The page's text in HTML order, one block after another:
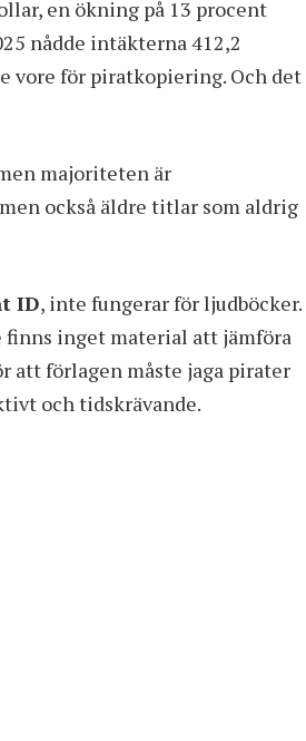
en ökning på 13 procent
nådde intäkterna 412,2
vore för piratkopiering. Och det
majoriteten är
också äldre titlar som aldrig
ID, inte fungerar för ljudböcker.
finns inget material att jämföra
att förlagen måste jaga pirater
och tidskrävande.